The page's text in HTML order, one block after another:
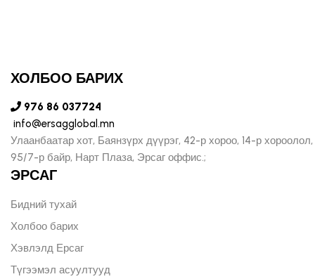
ХОЛБОО БАРИХ
976 86 037724
info@ersagglobal.mn
Улаанбаатар хот, Баянзүрх дүүрэг, 42-р хороо, 14-р хороолол,
95/7-р байр, Нарт Плаза, Эрсаг оффис.;
ЭРСАГ
Бидний тухай
Холбоо барих
Хэвлэлд Ерсаг
Түгээмэл асуултууд